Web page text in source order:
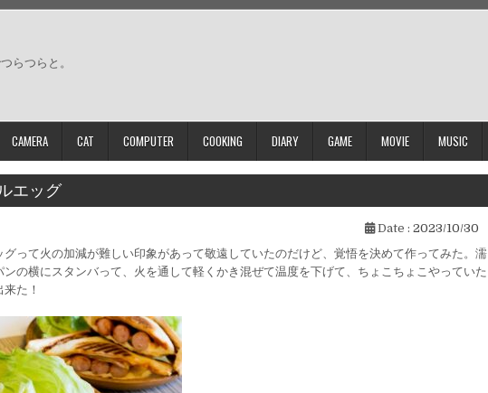
らつらと。
CAMERA CAT COMPUTER COOKING DIARY GAME MOVIE MUSIC
エッグ
Date : 2023/10/30
グって火の加減が難しい印象があって敬遠していたのだけど、覚悟を決めて作ってみた。濡
ンの横にスタンバって、火を通して軽くかき混ぜて温度を下げて、ちょこちょこやっていた
た！